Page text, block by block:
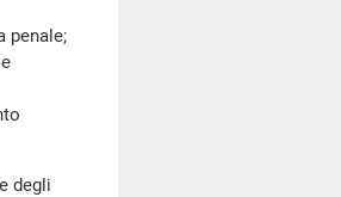
penale;
degli